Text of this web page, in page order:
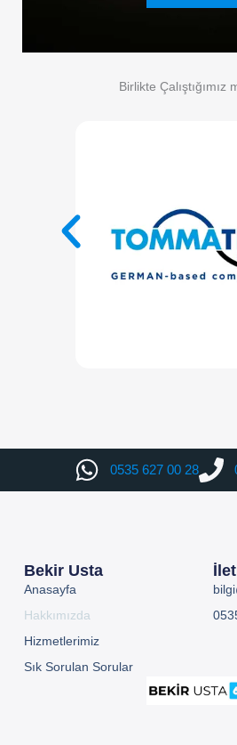
Birlikte Çalıştığımız
0535 627 00 28
Bekir Usta
Anasayfa
Hakkımızda
Hizmetlerimiz
Sık Sorulan Sorular